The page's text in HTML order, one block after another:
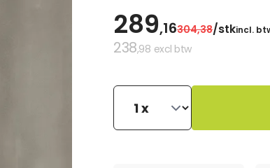
289,16304,38/stkincl.
238,98 excl btw